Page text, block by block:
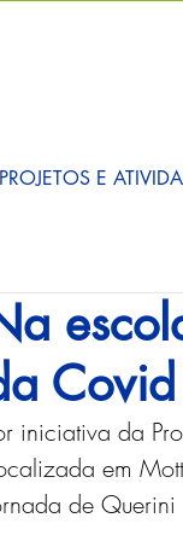
E
Covid
iniciativa da
em
de Querini